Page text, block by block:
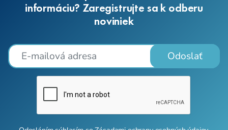
informáciu? Zaregistrujte sa k odberu
noviniek
Odoslať